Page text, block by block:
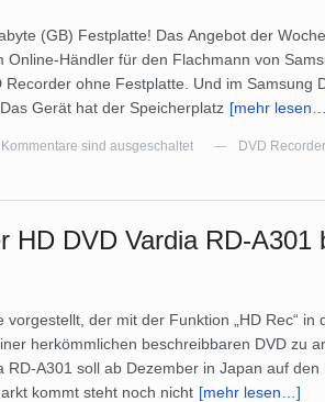
(GB) Festplatte! Das Angebot der
Händler für den Flachmann von
ohne Festplatte. Und im Samsung
Gerät hat der Speicherplatz [mehr
Kommentare sind ausgeschaltet — DVD Recorder
HD DVD Vardia RD-A301
der mit der Funktion „HD Rec“ in
herkömmlichen beschreibbaren DVD zu
A301 soll ab Dezember in Japan auf den
kommt steht noch nicht [mehr lesen…]